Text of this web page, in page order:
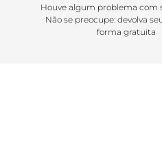
Houve algum problema com
Não se preocupe: devolva
forma gratuita